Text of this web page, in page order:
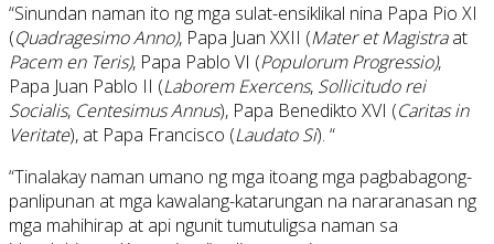
“Sinundan naman ito ng mga sulat-ensiklikal nina Papa Pio XI
(Quadragesimo Anno), Papa Juan XXII (Mater et Magistraat
Pacem en Teris), Papa Pablo VI (Populorum Progressio),
Papa Juan Pablo II (Laborem Exercens, Sollicitudo rei
Socialis, Centesimus Annus), Papa Benedikto XVI (Caritas in
Veritate), at Papa Francisco (Laudato Si). “
“Tinalakay naman umano ng mga itoang mga pagbabagong-
panlipunan at mga kawalang-katarungan na nararanasan ng
mga mahihirap at api ngunit tumutuligsa naman sa